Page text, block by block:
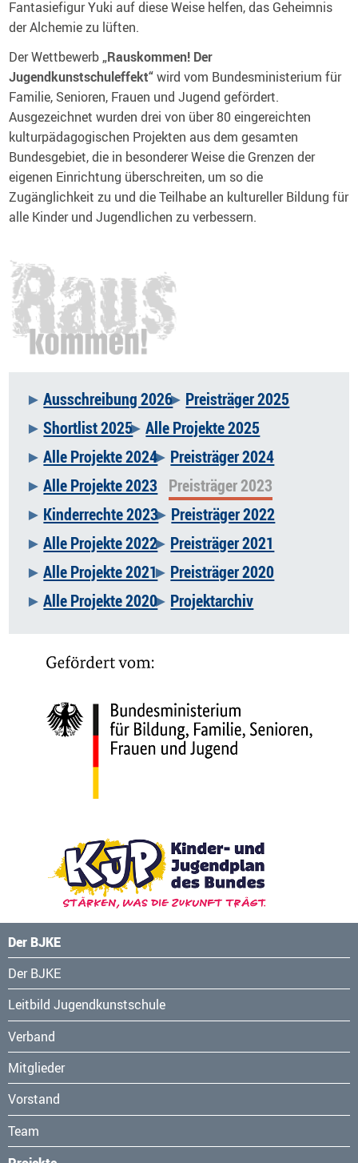
Fantasiefigur Yuki auf diese Weise helfen, das Geheimnis
der Alchemie zu lüften.
Der Wettbewerb„Rauskommen! Der
Jugendkunstschuleffekt“wird vom Bundesministerium für
Familie, Senioren, Frauen und Jugend gefördert.
Ausgezeichnet wurden drei von über 80 eingereichten
kulturpädagogischen Projekten aus dem gesamten
Bundesgebiet, die in besonderer Weise die Grenzen der
eigenen Einrichtung überschreiten, um so die
Zugänglichkeit zu und die Teilhabe an kultureller Bildung für
alle Kinder und Jugendlichen zu verbessern.
Navigation
überspringen
Ausschreibung 2026
Preisträger 2025
Shortlist 2025 Alle Projekte 2025
Alle Projekte 2024
Preisträger 2024
Alle Projekte 2023 Preisträger 2023
Kinderrechte 2023
Preisträger 2022
Alle Projekte 2022
Preisträger 2021
Alle Projekte 2021
Preisträger 2020
Alle Projekte 2020
Projektarchiv
Der BJKE
Navigation
überspringen
Der BJKE
Leitbild Jugendkunstschule
Verband
Mitglieder
Vorstand
Team